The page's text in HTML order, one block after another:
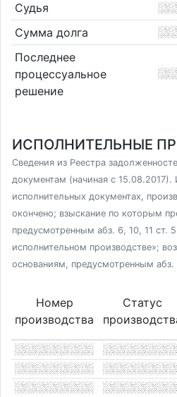
Судья
Сумма долга
Последнее
процессуальное
решение
ИСПОЛНИТЕЛЬНЫЕ
Сведения из Реестра
документам (начиная с
исполнительных документах,
окончено; взыскание по которым
предусмотренным абз. 6, 10, 11 ст.
исполнительном производстве»;
основаниям, предусмотренным
Номер
производства
Статус